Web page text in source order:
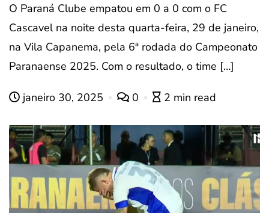
O Paraná Clube empatou em 0 a 0 com o FC
Cascavel na noite desta quarta-feira, 29 de janeiro,
na Vila Capanema, pela 6ª rodada do Campeonato
Paranaense 2025. Com o resultado, o time […]
janeiro 30, 2025 0 2 min read